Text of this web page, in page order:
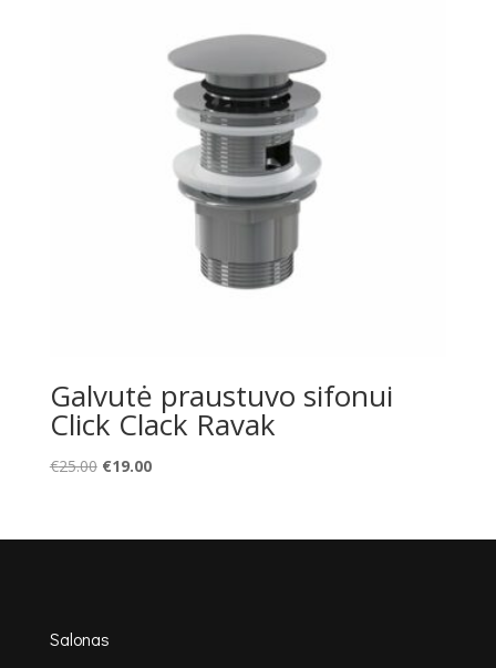
Galvutė praustuvo sifonui
Click Clack Ravak
€25.00 Original
€25.00.
€19.00Current
€19.00.
Salonas